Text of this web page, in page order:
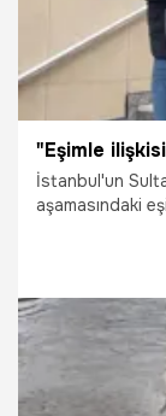
İstanbul'un
aşamasındaki
alınırken,
adliyeye sevk
olmadığı tespit
31.03.2026